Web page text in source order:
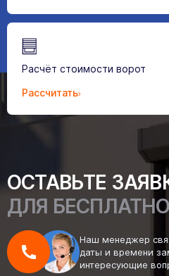
Расчёт стоимости ворот
Рассчитать
ОСТАВЬТЕ
ДЛЯ
Наш менеджер
даты и времени
интересующие